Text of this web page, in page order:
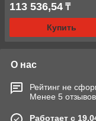
113 536,54 ₸
Купить
О нас
Рейтинг не
Менее 5
Работает с